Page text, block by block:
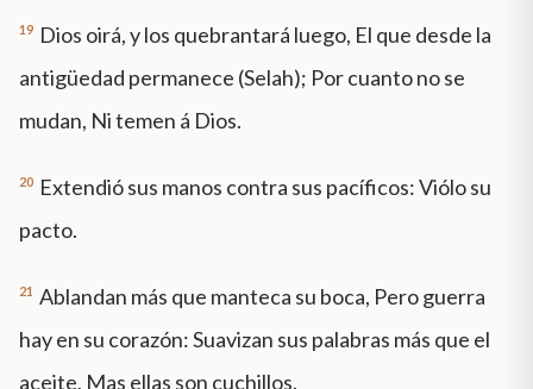
19 Dios oirá, y los quebrantará luego, El que desde la
antigüedad permanece (Selah); Por cuanto no se
mudan, Ni temen á Dios.
20 Extendió sus manos contra sus pacíficos: Viólo su
pacto.
21 Ablandan más que manteca su boca, Pero guerra
hay en su corazón: Suavizan sus palabras más que el
aceite, Mas ellas son cuchillos.